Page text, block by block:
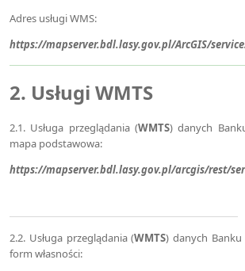
Adres usługi WMS:
https://mapserver.bdl.lasy.gov.pl/ArcGIS/
2. Usługi WMTS
2.1. Usługa przeglądania (WMTS) danych
mapa podstawowa:
https://mapserver.bdl.lasy.gov.pl/arcgis/rest/
2.2. Usługa przeglądania (WMTS) danych
form własności: